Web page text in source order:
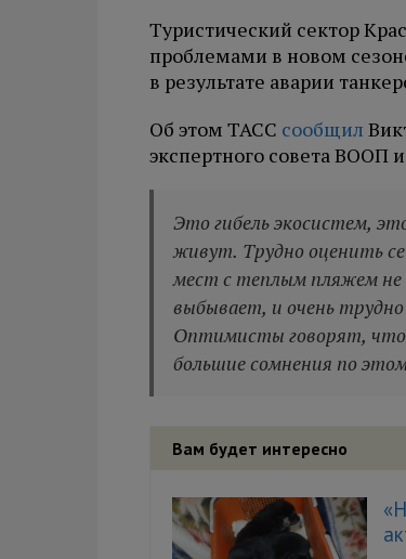
Туристический сектор
проблемами в новом
в результате аварии
Об этом ТАСС сообщил
экспертного совета ВООП
Это гибель экосистем,
живут. Трудно оценить
мест с теплым пляжем не
выбывает, и очень трудно
Оптимисты говорят, что
большие сомнения по
Вам будет интересно